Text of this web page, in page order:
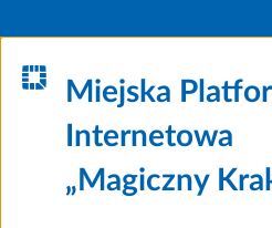
Miejska
Internetowa
„Magiczny